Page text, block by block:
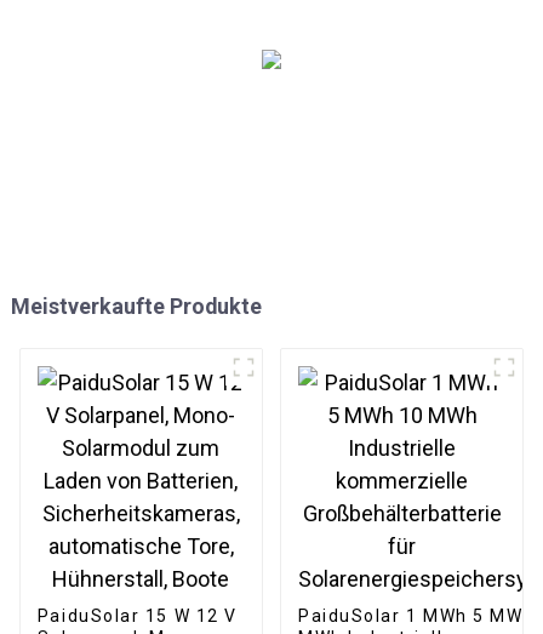
Meistverkaufte Produkte
PaiduSolar 15 W 12 V
PaiduSolar 1 MWh 5 MWh